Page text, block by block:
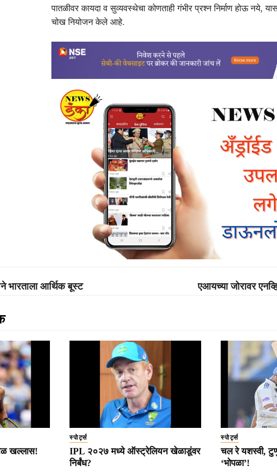
पातळीवर कायदा व सुव्यवस्थेचा कोणताही गंभीर प्रश्न निर्माण होऊ नये,
चोख नियोजन केले आहे.
भारताला आर्थिक बूस्ट एआयच्या जोरावर
खल्लास!
स्पोर्ट्स
IPL २०२७ मध्ये ऑस्ट्रेलियन खेळाडूंवर
निर्बंध?
स्पोर्ट्स
चल रे यशस्वी,
‘भोपळा’!